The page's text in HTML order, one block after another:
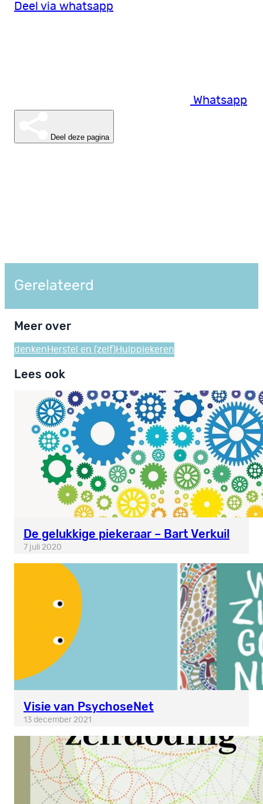
Deel via whatsapp
Whatsapp
Deel deze pagina
Gerelateerd
Meer over
denken Herstel en (zelf)Hulppiekeren
Lees ook
De gelukkige piekeraar – Bart Verkuil
7 juli 2020
Visie van PsychoseNet
13 december 2021